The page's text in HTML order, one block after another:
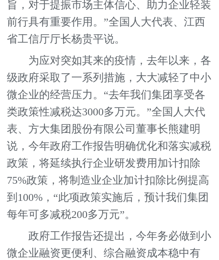
旨，对于提振市场主体信心、助力企业轻装
前行具有重要作用。”全国人大代表、江西
省工信厅厅长杨贵平说。
为应对突如其来的疫情，去年以来，各
级政府采取了一系列措施，大大减轻了中小
微企业的经营压力。“去年我们集团享受各
类政策性减税达3000多万元。”全国人大代
表、方大集团股份有限公司董事长熊建明
说，今年政府工作报告明确优化和落实减税
政策，将延续执行企业研发费用加计扣除
75%政策，将制造业企业加计扣除比例提高
到100%，“此项政策实施后，预计我们集团
每年可多减税200多万元”。
政府工作报告还提出，今年务必做到小
微企业融资更便利、综合融资成本稳中有